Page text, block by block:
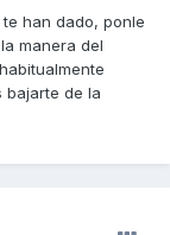
han dado, ponle
manera del
bajarte de la